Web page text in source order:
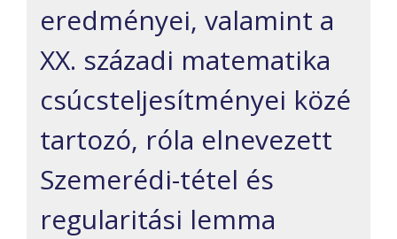
eredményei, valamint a
XX. századi matematika
csúcsteljesítményei közé
tartozó, róla elnevezett
Szemerédi-tétel és
regularitási lemma